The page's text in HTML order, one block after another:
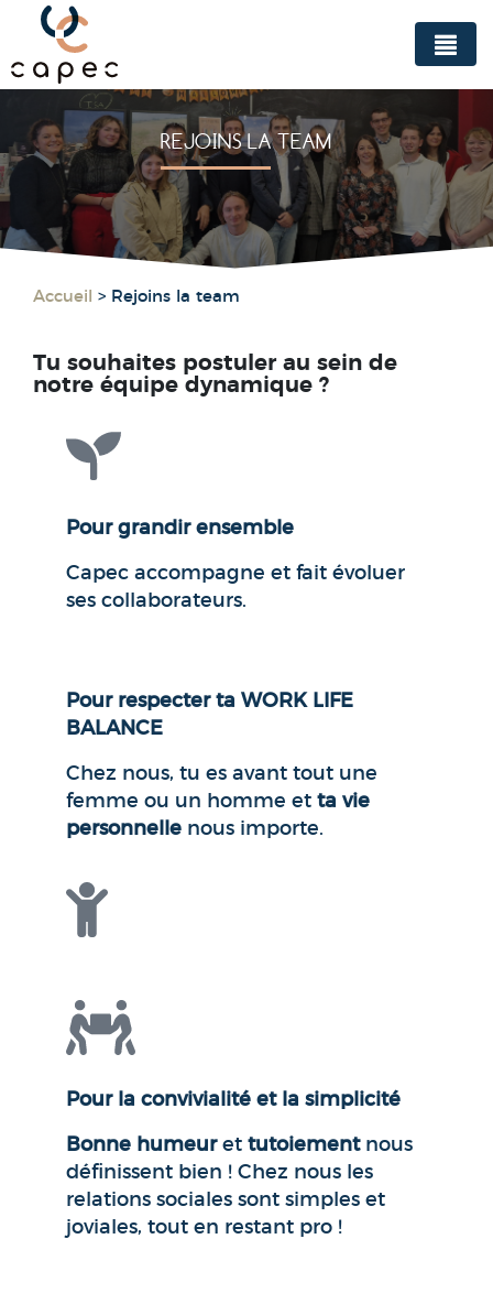
Panneau de gestion des cookies
REJOINS LA TEAM
Accueil > Rejoins la team
Tu souhaites postuler au sein de
notre équipe dynamique ?
Pour grandir ensemble
Capec accompagne et fait évoluer
ses collaborateurs.
Pour respecter ta WORK LIFE
BALANCE
Chez nous, tu es avant tout une
femme ou un homme et ta vie
personnelle nous importe.
Pour la convivialité et la simplicité
Bonne humeuret tutoiementnous
définissent bien ! Chez nous les
relations sociales sont simples et
joviales, tout en restant pro !